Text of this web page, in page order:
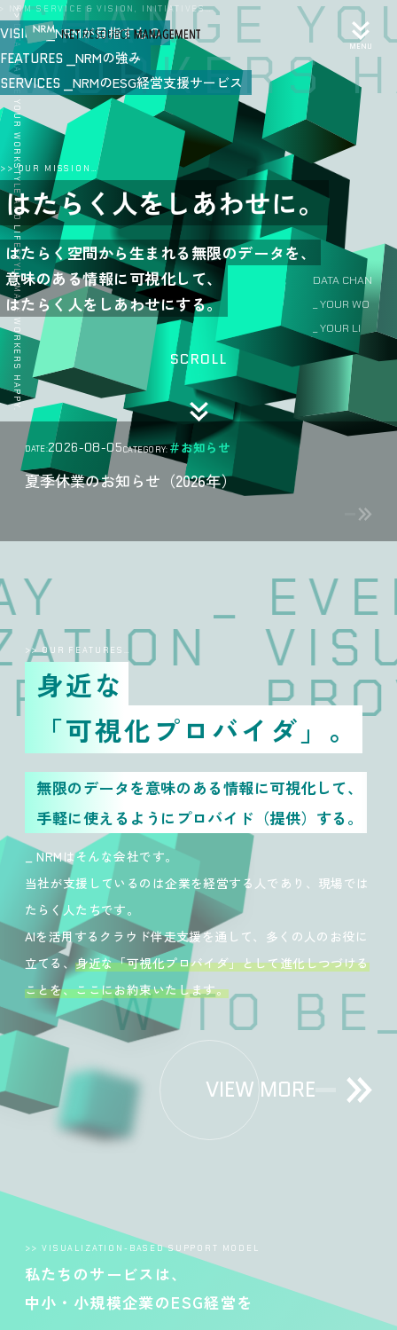
MENU
NRM SERVICE & VISION, INITIATIVES…
VISION
NRMが目指すもの
FEATURES
NRMの強み
SERVICES
NRMのESG経営支援サービス
>> OUR MISSION…
選ばれる中小・
小規模事業者に。
はたらく空間から得られた意味のある情報を
掛け合わせて、中小・小規模事業者の競争力を
高めていける。
SCROLL
>> DATA CHANGE YOUR WORKSTYLE AND LIFESTYLE MAKE WORKERS HAPPY.
DATA CHANGE >>
_ YOUR WORKSTYLE
_ YOUR LIFESTYLE
DATE:2026-08-05CATEGORY:＃お知らせ
夏季休業のお知らせ（2026年）
>> OUR FEATURES…
身近な
「可視化プロバイダ」。
無限のデータを意味のある情報に可視化して、
手軽に使えるようにプロバイド（提供）する。
_ NRMはそんな会社です。
当社が支援しているのは企業を経営する人であり、現場では
たらく人たちです。
AIを活用するクラウド伴走支援を通して、多くの人のお役に
立てる、身近な「可視化プロバイダ」として進化しつづける
ことを、ここにお約束いたします。
VIEW MORE
_
TO BE_
>> VISUALIZATION-BASED SUPPORT MODEL
私たちのサービスは、
中小・小規模企業のESG経営を